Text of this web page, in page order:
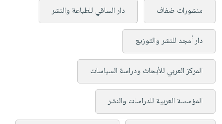
منشورات ضفاف دار الساقي للطباعة والنشر
دار أمجد للنشر والتوزيع
المركز العربي للأبحاث ودراسة السياسات
المؤسسة العربية للدراسات والنشر